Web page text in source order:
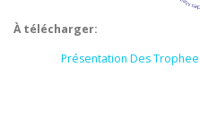
À télécharger:
Présentation Des